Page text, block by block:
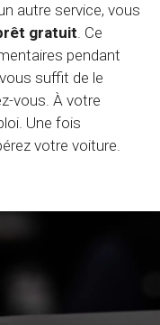
autre service, vous
gratuit. Ce
pendant
suffit de le
vous. À votre
Une fois
votre voiture.